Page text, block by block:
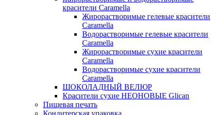
красители Caramella
Жирорастворимые гелевые красители
Caramella
Водорастворимые гелевые красители
Caramella
Жирорастворимые сухие красители
Caramella
Водорастворимые сухие красители
Caramella
ШОКОЛАДНЫЙ ВЕЛЮР
Красители сухие НЕОНОВЫЕ Glican
Пищевая печать
Кондитерская упаковка